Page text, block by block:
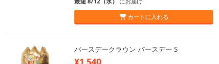
カートに入れる
バースデークラウン バースデー S